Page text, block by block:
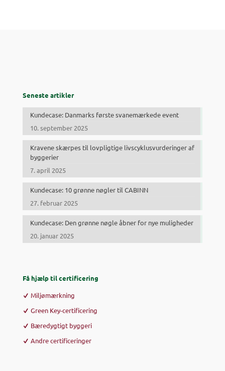
Seneste artikler
Kundecase: Danmarks første svanemærkede event
10. september 2025
Kravene skærpes til lovpligtige livscyklusvurderinger af
byggerier
7. april 2025
Kundecase: 10 grønne nøgler til CABINN
27. februar 2025
Kundecase: Den grønne nøgle åbner for nye muligheder
20. januar 2025
Få hjælp til certificering
Miljømærkning
Green Key-certificering
Bæredygtigt byggeri
Andre certificeringer